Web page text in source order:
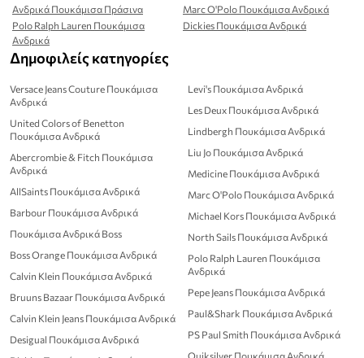
Ανδρικά Πουκάμισα Πράσινα
Marc O'Polo Πουκάμισα Ανδρικά
Polo Ralph Lauren Πουκάμισα
Ανδρικά
Dickies Πουκάμισα Ανδρικά
Δημοφιλείς κατηγορίες
Versace Jeans Couture Πουκάμισα
Ανδρικά
United Colors of Benetton
Πουκάμισα Ανδρικά
Abercrombie & Fitch Πουκάμισα
Ανδρικά
AllSaints Πουκάμισα Ανδρικά
Barbour Πουκάμισα Ανδρικά
Πουκάμισα Ανδρικά Boss
Boss Orange Πουκάμισα Ανδρικά
Calvin Klein Πουκάμισα Ανδρικά
Bruuns Bazaar Πουκάμισα Ανδρικά
Calvin Klein Jeans Πουκάμισα Ανδρικά
Desigual Πουκάμισα Ανδρικά
Levi's Πουκάμισα Ανδρικά
Les Deux Πουκάμισα Ανδρικά
Lindbergh Πουκάμισα Ανδρικά
Liu Jo Πουκάμισα Ανδρικά
Medicine Πουκάμισα Ανδρικά
Marc O'Polo Πουκάμισα Ανδρικά
Michael Kors Πουκάμισα Ανδρικά
North Sails Πουκάμισα Ανδρικά
Polo Ralph Lauren Πουκάμισα
Ανδρικά
Pepe Jeans Πουκάμισα Ανδρικά
Paul&Shark Πουκάμισα Ανδρικά
PS Paul Smith Πουκάμισα Ανδρικά